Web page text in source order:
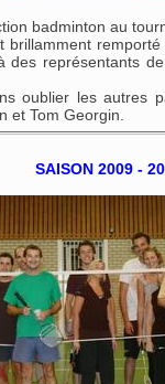
badminton au
brillamment
représentants
oublier les autres
et Tom Georgin.
SAISON 2009 -